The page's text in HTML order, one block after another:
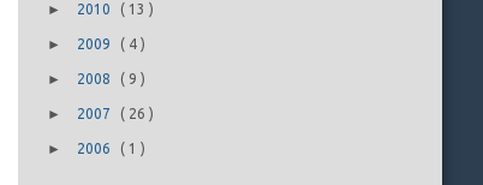
► 2010 ( 13)
► 2009 ( 4)
► 2008 ( 9)
► 2007 ( 26)
► 2006 ( 1)